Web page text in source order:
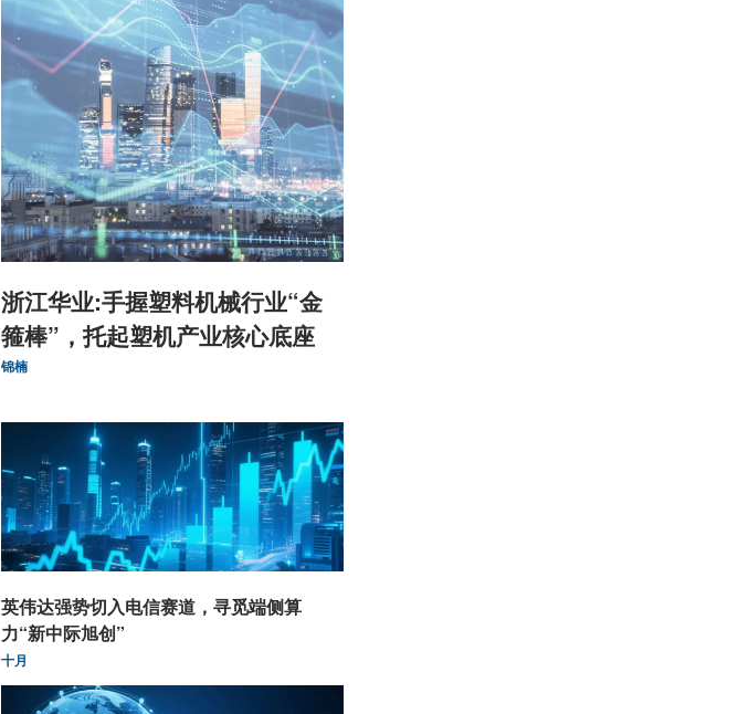
浙江华业:手握塑料机械行业“金
箍棒”，托起塑机产业核心底座
锦楠
英伟达强势切入电信赛道，寻觅端侧算
力“新中际旭创”
十月